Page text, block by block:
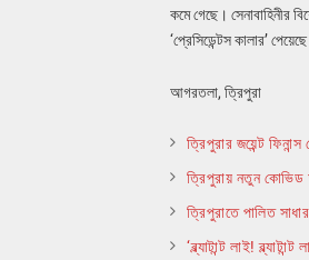
কমে গেছে।
‘প্রেসিডেন্টস কালার’
আগরতলা, ত্রিপুরা
ত্রিপুরার জয়েন্ট
ত্রিপুরায় নতুন কোভিড
ত্রিপুরাতে পালিত
‘ব্ল্যাটান্ট লাই! ব্ল্যাটান্ট